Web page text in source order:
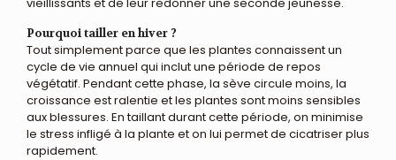
Pourquoi tailler en hiver ?
Tout simplement parce que les plantes connaissent un
cycle de vie annuel qui inclut une période de repos
végétatif. Pendant cette phase, la sève circule moins, la
croissance est ralentie et les plantes sont moins sensibles
aux blessures. En taillant durant cette période, on minimise
le stress infligé à la plante et on lui permet de cicatriser plus
rapidement.